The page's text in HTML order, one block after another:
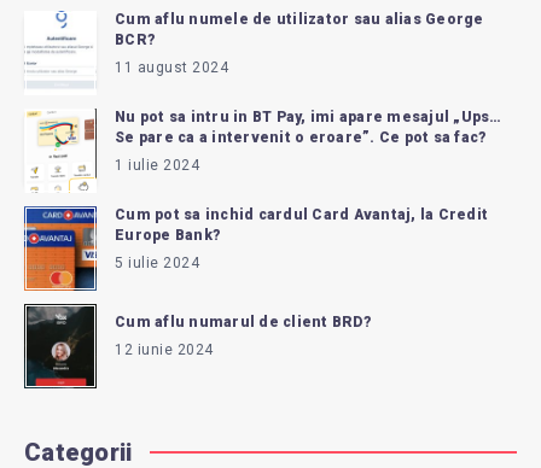
Cum aflu numele de utilizator sau alias George
BCR?
11 august 2024
Nu pot sa intru in BT Pay, imi apare mesajul „Ups…
Se pare ca a intervenit o eroare”. Ce pot sa fac?
1 iulie 2024
Cum pot sa inchid cardul Card Avantaj, la Credit
Europe Bank?
5 iulie 2024
Cum aflu numarul de client BRD?
12 iunie 2024
Categorii